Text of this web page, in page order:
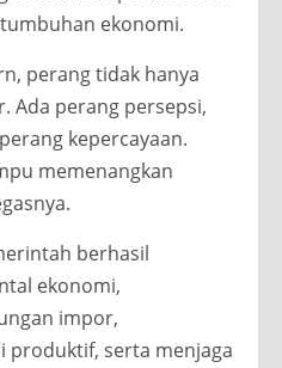
ekonomi.
perang tidak hanya
Ada perang persepsi,
kepercayaan.
memenangkan
berhasil
ekonomi,
impor,
produktif, serta menjaga